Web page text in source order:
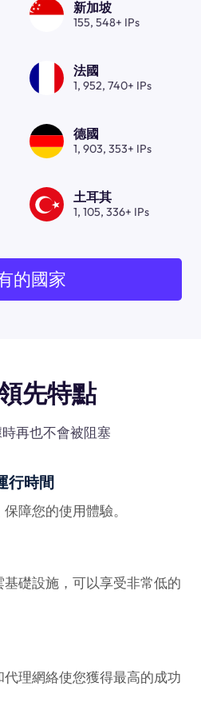
新加坡
155, 548+ IPs
法國
1, 952, 740+ IPs
德國
1, 903, 353+ IPs
土耳其
1, 105, 336+ IPs
的國家
先特點
再也不會被阻塞
行時間
障您的使用體驗。
基礎設施，可以享受非常低的
代理網絡使您獲得最高的成功